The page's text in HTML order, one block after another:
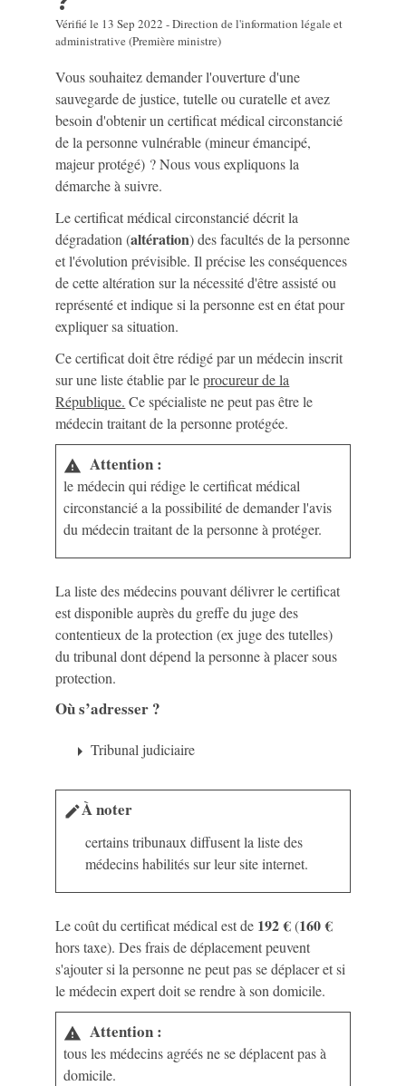
Vérifié le 13 Sep 2022 - Direction de l'information légale et
administrative (Première ministre)
Vous souhaitez demander l'ouverture d'une
sauvegarde de justice, tutelle ou curatelle et avez
besoin d'obtenir un certificat médical circonstancié
de la personne vulnérable (mineur émancipé,
majeur protégé) ? Nous vous expliquons la
démarche à suivre.
Le certificat médical circonstancié décrit la
dégradation (altération) des facultés de la personne
et l'évolution prévisible. Il précise les conséquences
de cette altération sur la nécessité d'être assisté ou
représenté et indique si la personne est en état pour
expliquer sa situation.
Ce certificat doit être rédigé par un médecin inscrit
sur une liste établie par leprocureur de la
République. Ce spécialiste ne peut pas être le
médecin traitant de la personne protégée.
warning Attention :
le médecin qui rédige le certificat médical
circonstancié a la possibilité de demander l'avis
du médecin traitant de la personne à protéger.
La liste des médecins pouvant délivrer le certificat
est disponible auprès du greffe du juge des
contentieux de la protection (ex juge des tutelles)
du tribunal dont dépend la personne à placer sous
protection.
Où s’adresser ?
arrow_rightTribunal judiciaire
editÀ noter
certains tribunaux diffusent la liste des
médecins habilités sur leur site internet.
Le coût du certificat médical est de 192 €(160 €
hors taxe). Des frais de déplacement peuvent
s'ajouter si la personne ne peut pas se déplacer et si
le médecin expert doit se rendre à son domicile.
warning Attention :
tous les médecins agréés ne se déplacent pas à
domicile.